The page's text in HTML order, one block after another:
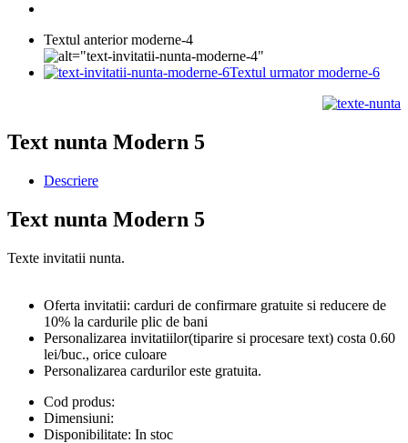
Textul anterior moderne-4
Textul urmator moderne-6
Text nunta Modern 5
Descriere
Text nunta Modern 5
Texte invitatii nunta.
Oferta invitatii: carduri de confirmare gratuite si reducere de
10% la cardurile plic de bani
Personalizarea invitatiilor(tiparire si procesare text) costa 0.60
lei/buc., orice culoare
Personalizarea cardurilor este gratuita.
Cod produs:
Dimensiuni:
Disponibilitate: In stoc